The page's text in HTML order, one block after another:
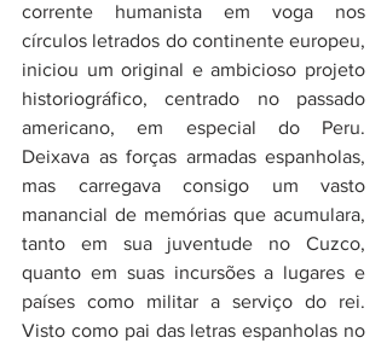
corrente humanista em voga nos
círculos letrados do continente europeu,
iniciou um original e ambicioso projeto
historiográfico, centrado no passado
americano, em especial do Peru.
Deixava as forças armadas espanholas,
mas carregava consigo um vasto
manancial de memórias que acumulara,
tanto em sua juventude no Cuzco,
quanto em suas incursões a lugares e
países como militar a serviço do rei.
Visto como pai das letras espanholas no